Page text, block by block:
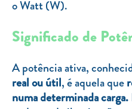
FAQ
Blog
Mais informações
SERVIÇOS
ROTULAGEM
o Watt (W).
Significado de
A potência ativa,
realou útil, é aquela que
numa determinada carga.